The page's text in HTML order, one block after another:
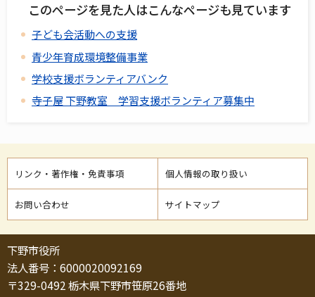
このページを見た人はこんなページも見ています
子ども会活動への支援
青少年育成環境整備事業
学校支援ボランティアバンク
寺子屋 下野教室 学習支援ボランティア募集中
リンク・著作権・免責事項 個人情報の取り扱い
お問い合わせ サイトマップ
下野市役所
法人番号：6000020092169
〒329-0492 栃木県下野市笹原26番地